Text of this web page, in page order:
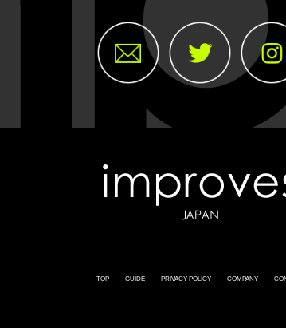
TOP GUIDE PRIVACY POLICY COMPANY